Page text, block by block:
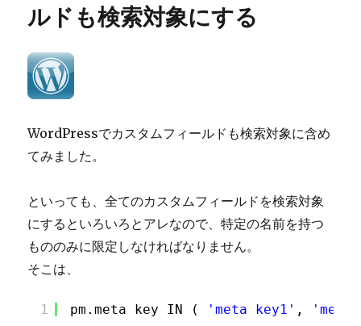
ビ
象
に
ルドも検索対象にする
WordPressでカスタムフィールドも検索対象に含め
てみました。
といっても、全てのカスタムフィールドを検索対象
にするといろいろとアレなので、特定の名前を持つ
もののみに限定しなければなりません。
そこは、
1 pm.meta_key IN ( 'meta_key1' ,